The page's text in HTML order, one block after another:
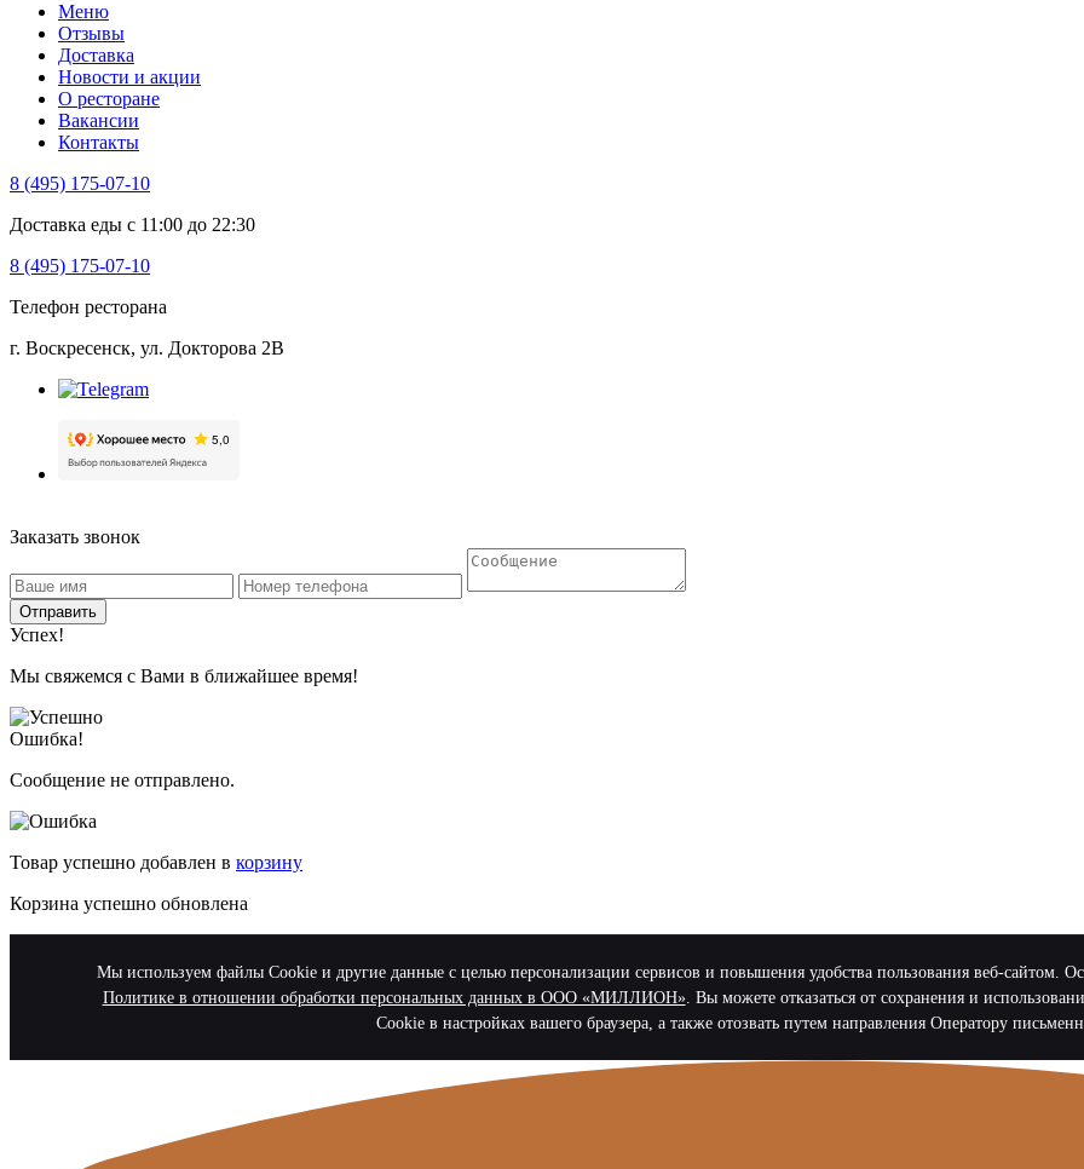
Меню
Отзывы
Доставка
Новости и акции
О ресторане
Вакансии
Контакты
8 (495) 175-07-10
Доставка еды с 11:00 до 22:30
8 (495) 175-07-10
Телефон ресторана
г. Воскресенск, ул. Докторова 2B
Заказать звонок
Отправить
Успех!
Мы свяжемся с Вами в ближайшее время!
Ошибка!
Сообщение не отправлено.
Товар успешно добавлен в корзину
Корзина успешно обновлена
Мы используем файлы Cookie и другие данные с целью персонализации сервисов и повышения удобства пользования веб-сайтом.
Политике в отношении обработки персональных данных в ООО «МИЛЛИОН». Вы можете отказаться от сохранения и
Cookie в настройках вашего браузера, а также отозвать путем направления Оператору